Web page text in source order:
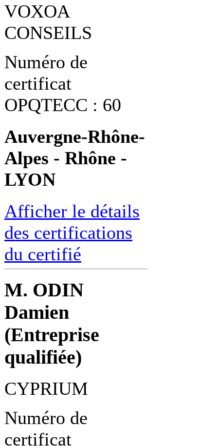
VOXOA
CONSEILS
Numéro de
certificat
OPQTECC : 60
Auvergne-Rhône-
Alpes - Rhône -
LYON
Afficher le détails
des certifications
du certifié
M. ODIN
Damien
(Entreprise
qualifiée)
CYPRIUM
Numéro de
certificat